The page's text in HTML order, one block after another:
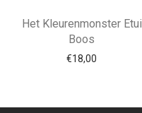
Het Kleurenmonster Etui
Boos
€18,00